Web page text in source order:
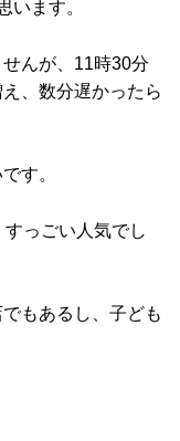
います。
んが、11時30分
、数分遅かったら
す。
っごい人気でし
もあるし、子ども